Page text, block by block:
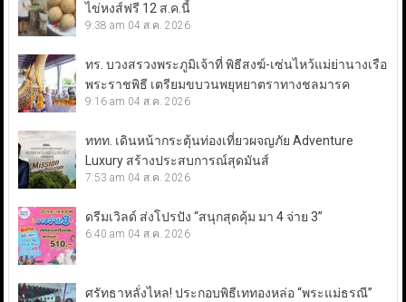
ไข่หงส์ฟรี 12 ส.ค.นี้
9:38 am 04 ส.ค. 2026
ทร. บวงสรวงพระภูมิเจ้าที่ พิธีสงฆ์-เซ่นไหว้แม่ย่านางเรือ
พระราชพิธี เตรียมขบวนพยุหยาตราทางชลมารค
9:16 am 04 ส.ค. 2026
ททท. เดินหน้ากระตุ้นท่องเที่ยวผจญภัย Adventure
Luxury สร้างประสบการณ์สุดมันส์
7:53 am 04 ส.ค. 2026
ดรีมเวิลด์ ส่งโปรปัง “สนุกสุดคุ้ม มา 4 จ่าย 3”
6:40 am 04 ส.ค. 2026
ศรัทธาหลั่งไหล! ประกอบพิธีเททองหล่อ “พระแม่ธรณี”